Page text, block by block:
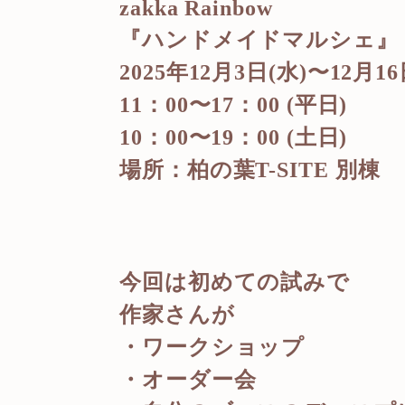
zakka Rainbow
『ハンドメイドマルシェ』
2025年12月3日(水)〜12月
11：00〜17：00 (平日)
10：00〜19：00 (土日)
場所：柏の葉T-SITE 別棟
今回は初めての試みで
作家さんが
・ワークショップ
・オーダー会